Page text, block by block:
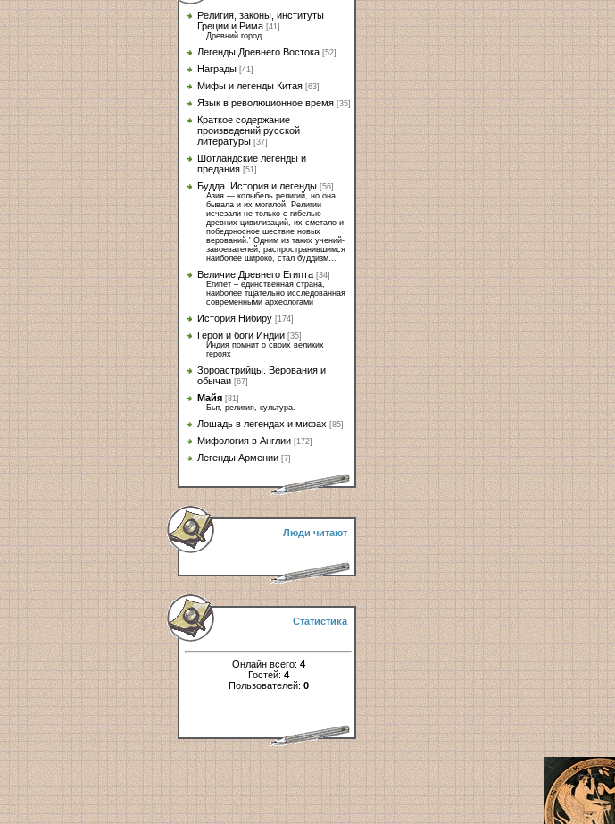
Религия, законы, институты
Греции и Рима [41]
Древний город
Легенды Древнего Востока [52]
Награды [41]
Мифы и легенды Китая [63]
Язык в революционное время [35]
Краткое содержание
произведений русской
литературы [37]
Шотландские легенды и
предания [51]
Будда. История и легенды [56]
Азия — колыбель религий, но она
бывала и их могилой. Религии
исчезали не только с гибелью
древних цивилизаций, их сметало и
победоносное шествие новых
верований.' Одним из таких учений-
завоевателей, распространившимся
наиболее широко, стал буддизм...
Величие Древнего Египта [34]
Египет – единственная страна,
наиболее тщательно исследованная
современными археологами
История Нибиру [174]
Герои и боги Индии [35]
Индия помнит о своих великих
героях
Зороастрийцы. Верования и
обычаи [67]
Майя [81]
Быт, религия, культура.
Лошадь в легендах и мифах [85]
Мифология в Англии [172]
Легенды Армении [7]
Люди читают
Статистика
Онлайн всего: 4
Гостей: 4
Пользователей: 0